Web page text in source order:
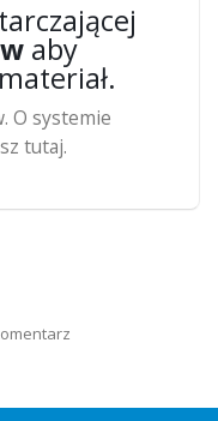
aby
O systemie
tutaj.